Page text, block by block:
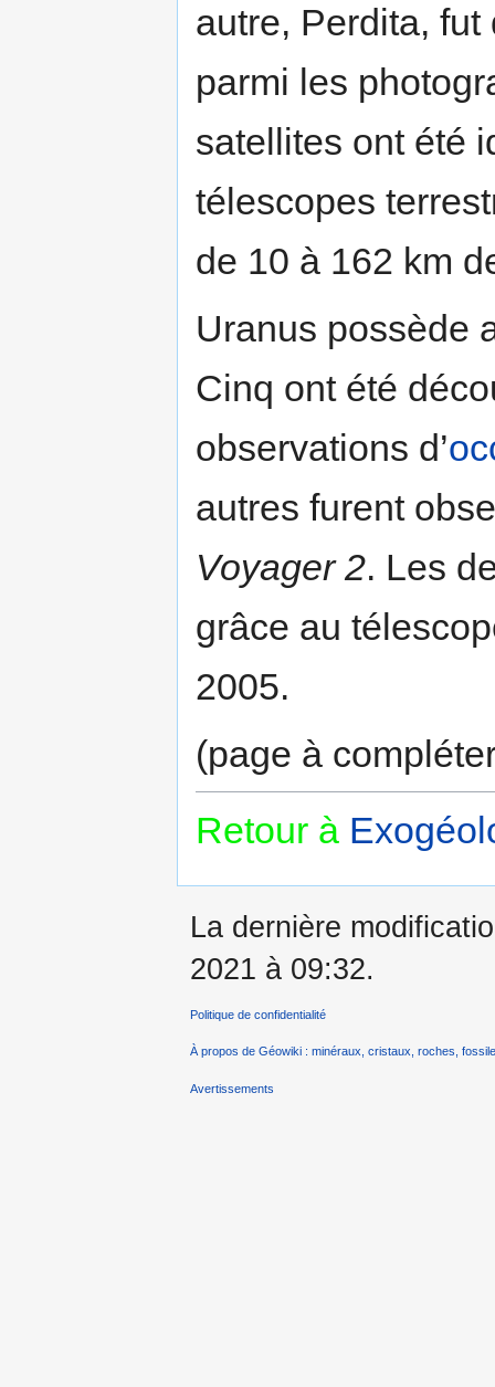
autre, Perdita,
parmi les
satellites ont été
télescopes
de 10 à 162 km
Uranus possède
Cinq ont été
observations d’
autres furent
Voyager 2. Les
grâce au
2005.
(page à
Retour à
La dernière
2021 à 09:32.
Politique de confidentialité
À propos de Géowiki : minéraux, cristaux, roches,
Avertissements